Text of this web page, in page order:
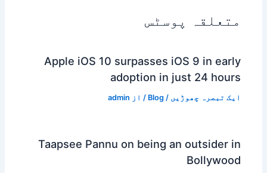
متعلقہ پوسٹس
Apple iOS 10 surpasses iOS 9 in early
adoption in just 24 hours
ایک تبصرہ چھوڑیں /
Blog / از admin
Taapsee Pannu on being an outsider in
Bollywood